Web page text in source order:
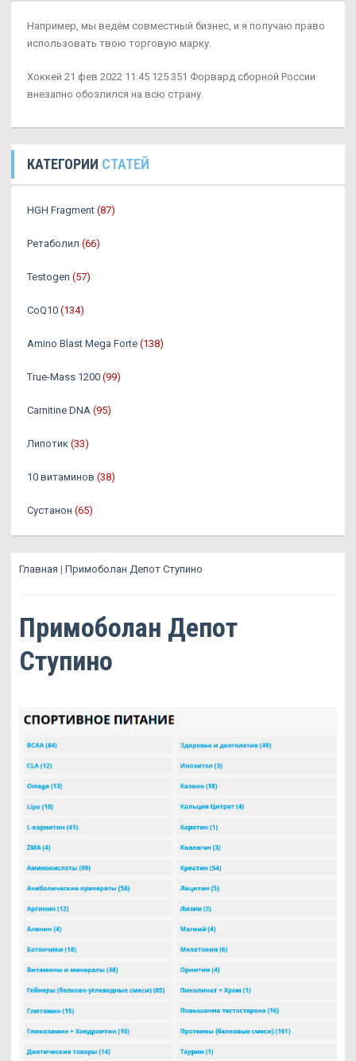
Например, мы ведём совместный бизнес, и я получаю право
использовать твою торговую марку.
Хоккей 21 фев 2022 11:45 125 351 Форвард сборной России
внезапно обозлился на всю страну.
КАТЕГОРИИ СТАТЕЙ
HGH Fragment (87)
Ретаболил (66)
Testogen (57)
CoQ10 (134)
Amino Blast Mega Forte (138)
True-Mass 1200 (99)
Carnitine DNA (95)
Липотик (33)
10 витаминов (38)
Сустанон (65)
Главная | Примоболан Депот Ступино
Примоболан Депот
Ступино